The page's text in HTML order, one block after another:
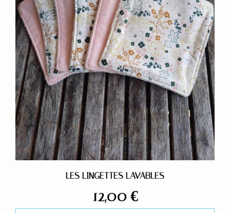
LES LINGETTES LAVABLES
12,00€